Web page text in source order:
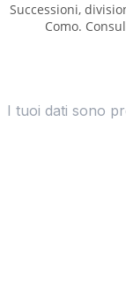
Successioni,
Como.